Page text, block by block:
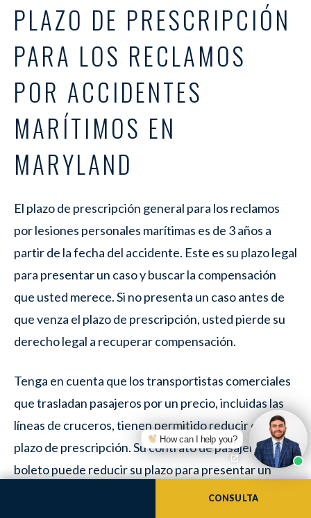
PLAZO DE PRESCRIPCIÓN
PARA LOS RECLAMOS
POR ACCIDENTES
MARÍTIMOS EN
MARYLAND
El plazo de prescripción general para los reclamos
por lesiones personales marítimas es de 3 años a
partir de la fecha del accidente. Este es su plazo legal
para presentar un caso y buscar la compensación
que usted merece. Si no presenta un caso antes de
que venza el plazo de prescripción, usted pierde su
derecho legal a recuperar compensación.
Tenga en cuenta que los transportistas comerciales
que trasladan pasajeros por un precio, incluidas las
líneas de cruceros, tienen permitido reducir este
plazo de prescripción. Su contrato de pasajero o
boleto puede reducir su plazo para presentar un
reclamo a tan solo un año. También es probable que
CONSULTA
How can I help you?